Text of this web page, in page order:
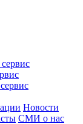
Новости
СМИ о нас